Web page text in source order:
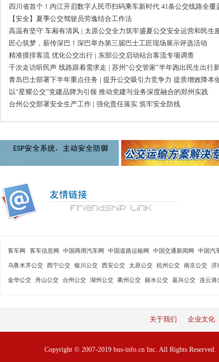
四川省首个！内江开启数字人民币扫码乘车新时代 41条公交线路全覆
【安全】夏季公交驾驶员劳逸结合工作法
高温有坚守 车厢有清风 | 太原公交全力筑牢盛夏公交安全运营和民生
匠心筑梦，薪传深巴！深巴举办第三届巴士工匠现场展示评选活动
精准摸排客流 优化公交出行 | 东部公交启动站台客流专项调查
千次走访听民声 线路跟着需求走 | 苏州“公交管家”半年跑出民生出行
青岛巴士部署下半年重点任务 | 提升公交吸引力竞争力 提质增效降本
以“星耀公交”党建品牌为引领 推动党建与业务深度融合的郑州实践
台州公交部署安全生产工作 | 强化责任落实 筑牢安全防线
客车网 客车信息网 中国商用汽车网 中国道路运输网 中国交通新闻网 中国汽
乌鲁木齐公交 西宁公交 银川公交 西安公交 太原公交 杭州公交 南京公交 济
金华公交 舟山公交 台州公交 湖州公交 衢州公交 丽水公交 嘉兴公交 连云港
关于我们 企业文化
Copyright © 2007-2019 bus-info.cn Inc. All Rights